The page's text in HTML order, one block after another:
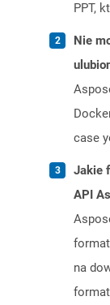
PPT,
Nie
case
Jakie
API
na